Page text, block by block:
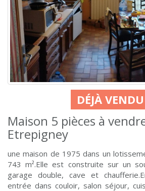
DÉJÀ
Maison 5 pièces à
Etrepigney
une maison de 1975 dans un
743 m².Elle est construite sur un
garage double, cave et
entrée dans couloir, salon séjour,